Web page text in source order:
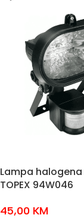
Lampa halogena
TOPEX 94W046
45,00 KM